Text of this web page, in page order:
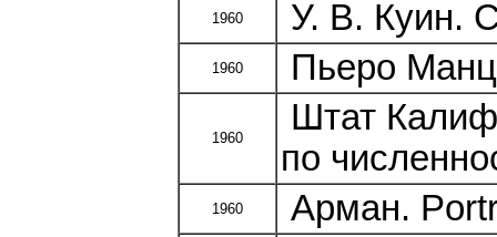
1960 У. В. Куин.
1960 Пьеро
1960
Штат
по
1960 Арман.